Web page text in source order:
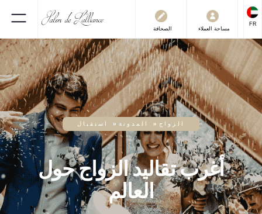
الصحافة مساحة
FR
استقبال » المدونة » الزواج
أغرب تقاليد الزواج حول
العالم